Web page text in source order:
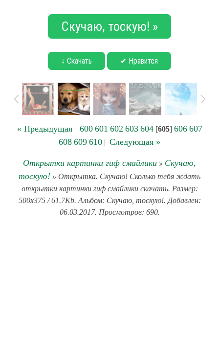
Скучаю, тоскую! »
↓ Скачать ✔ Нравится
« Предыдущая| 600 601 602 603 604[605] 606 607
608 609 610 | Следующая »
Открытки картинки гиф смайлики » Скучаю,
тоскую! » Открытка. Скучаю! Сколько тебя ждать
открытки картинки гиф смайлики скачать. Размер:
500x375 / 61.7Kb. Альбом: Скучаю, тоскую!. Добавлен:
06.03.2017. Просмотров: 690.